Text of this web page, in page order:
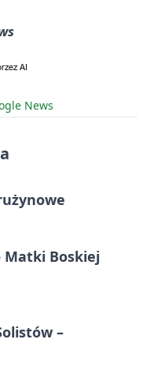
News
Boskiej
–